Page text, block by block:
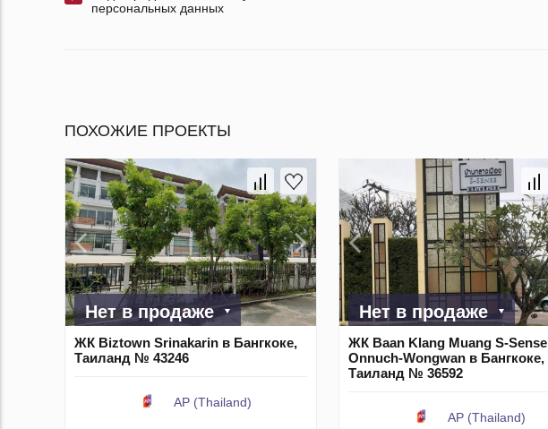
персональных данных
ПОХОЖИЕ ПРОЕКТЫ
Нет в продаже
ЖК Biztown Srinakarin в Бангкоке,
Таиланд № 43246
AP (Thailand)
Нет в продаже
ЖК Baan Klang Muang S-Sense
Onnuch-Wongwan в Бангкоке,
Таиланд № 36592
AP (Thailand)